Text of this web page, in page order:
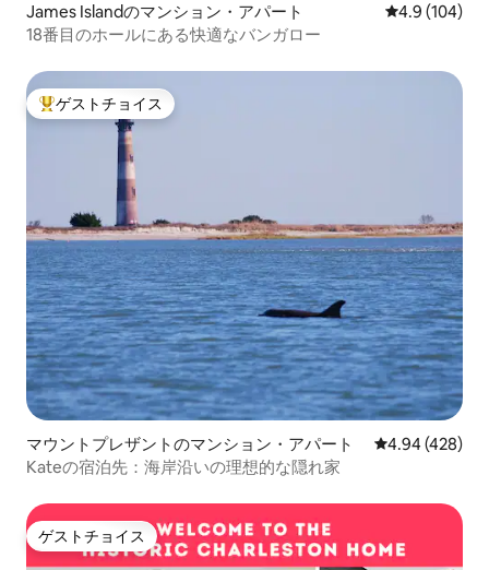
James Islandのマンション・アパート レビュー104
4.9 (104)
18番目のホールにある快適なバンガロー
大好評のゲストチョイスです。
ゲストチョイス
マウントプレザントのマンション・アパート レビュー428
4.94 (428)
Kateの宿泊先：海岸沿いの理想的な隠れ家
ゲストチョイス
ゲストチョイス